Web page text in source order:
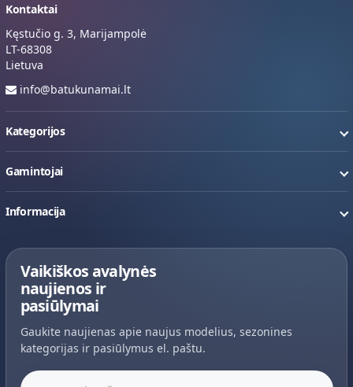
Kontaktai
Kęstučio g. 3, Marijampolė
LT-68308
Lietuva
info@batukunamai.lt
Kategorijos
Gamintojai
Informacija
Vaikiškos avalynės
naujienos ir
pasiūlymai
Gaukite naujienas apie naujus modelius, sezonines
kategorijas ir pasiūlymus el. paštu.
Jūsų el. paštas